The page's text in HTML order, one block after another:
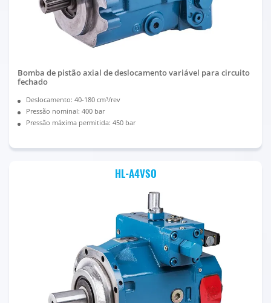
Bomba de pistão axial de deslocamento variável para circuito
fechado
Deslocamento: 40-180 cm³/rev
Pressão nominal: 400 bar
Pressão máxima permitida: 450 bar
HL-A4VSO